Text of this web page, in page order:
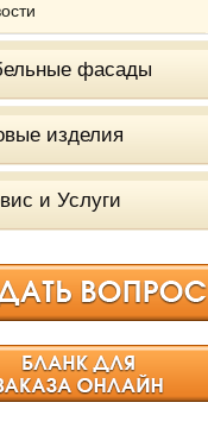
фасады
изделия
и Услуги